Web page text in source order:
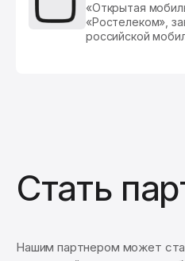
«Открытая
«Ростелеком»,
российской
Стать
Нашим партнером может